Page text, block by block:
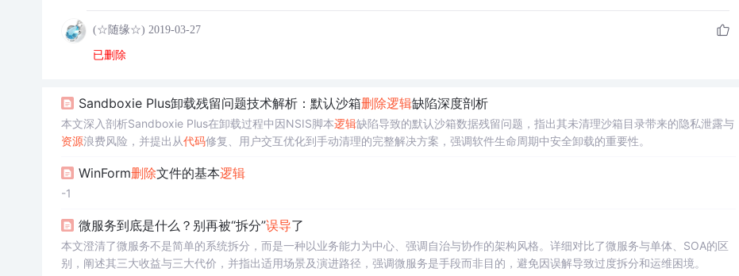
(☆随缘☆) 2019-03-27
已删除
Sandboxie Plus卸载残留问题技术解析：默认沙箱删除逻辑缺陷深度剖析
本文深入剖析Sandboxie Plus在卸载过程中因NSIS脚本逻辑缺陷导致的默认沙箱数据残留问题，指出其未清理沙箱目录带来的隐私泄露与
资源浪费风险，并提出从代码修复、用户交互优化到手动清理的完整解决方案，强调软件生命周期中安全卸载的重要性。
WinForm删除文件的基本逻辑
-1
微服务到底是什么？别再被“拆分”误导了
本文澄清了微服务不是简单的系统拆分，而是一种以业务能力为中心、强调自治与协作的架构风格。详细对比了微服务与单体、SOA的区
别，阐述其三大收益与三大代价，并指出适用场景及演进路径，强调微服务是手段而非目的，避免因误解导致过度拆分和运维困境。